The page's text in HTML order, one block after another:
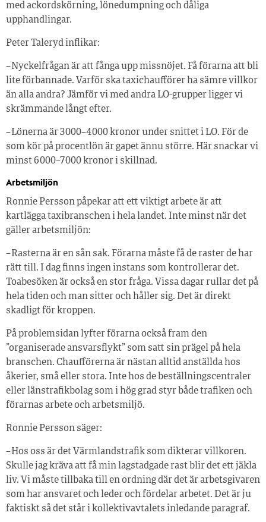
med ackordskörning, lönedumpning och dåliga
upphandlingar.
Peter Taleryd inflikar:
– Nyckelfrågan är att fånga upp missnöjet. Få förarna att bli
lite förbannade. Varför ska taxichaufförer ha sämre villkor
än alla andra? Jämför vi med andra LO-grupper ligger vi
skrämmande långt efter.
– Lönerna är 3 000–4 000 kronor under snittet i LO. För de
som kör på procentlön är gapet ännu större. Här snackar vi
minst 6 000–7 000 kronor i skillnad.
Arbetsmiljön
Ronnie Persson påpekar att ett viktigt arbete är att
kartlägga taxibranschen i hela landet. Inte minst när det
gäller arbetsmiljön:
– Rasterna är en sån sak. Förarna måste få de raster de har
rätt till. I dag finns ingen instans som kontrollerar det.
Toabesöken är också en stor fråga. Vissa dagar rullar det på
hela tiden och man sitter och håller sig. Det är direkt
skadligt för kroppen.
På problemsidan lyfter förarna också fram den
”organiserade ansvarsflykt” som satt sin prägel på hela
branschen. Chaufförerna är nästan alltid anställda hos
åkerier, små eller stora. Inte hos de beställningscentraler
eller länstrafikbolag som i hög grad styr både trafiken och
förarnas arbete och arbetsmiljö.
Ronnie Persson säger:
– Hos oss är det Värmlandstrafik som dikterar villkoren.
Skulle jag kräva att få min lagstadgade rast blir det ett jäkla
liv. Vi måste tillbaka till en ordning där det är arbetsgivaren
som har ansvaret och leder och fördelar arbetet. Det är ju
faktiskt så det står i kollektivavtalets inledande paragraf.